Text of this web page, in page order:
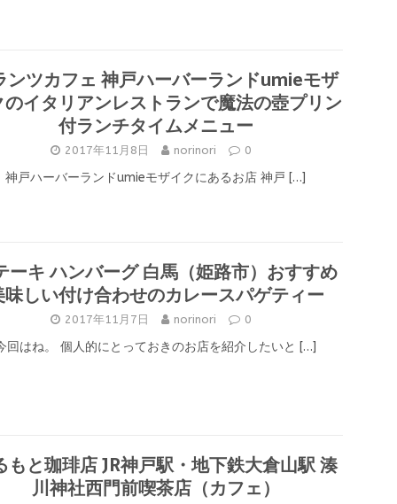
ンツカフェ 神戸ハーバーランドumieモザ
イタリアンレストランで魔法の壺プリン
付ランチタイムメニュー
2017年11月8日 norinori 0
神戸ハーバーランドumieモザイクにあるお店 神戸 […]
ーキ ハンバーグ 白馬（姫路市）おすすめ
しい付け合わせのカレースパゲティー
2017年11月7日 norinori 0
回はね。 個人的にとっておきのお店を紹介したいと […]
もと珈琲店 JR神戸駅・地下鉄大倉山駅 湊
川神社西門前喫茶店（カフェ）